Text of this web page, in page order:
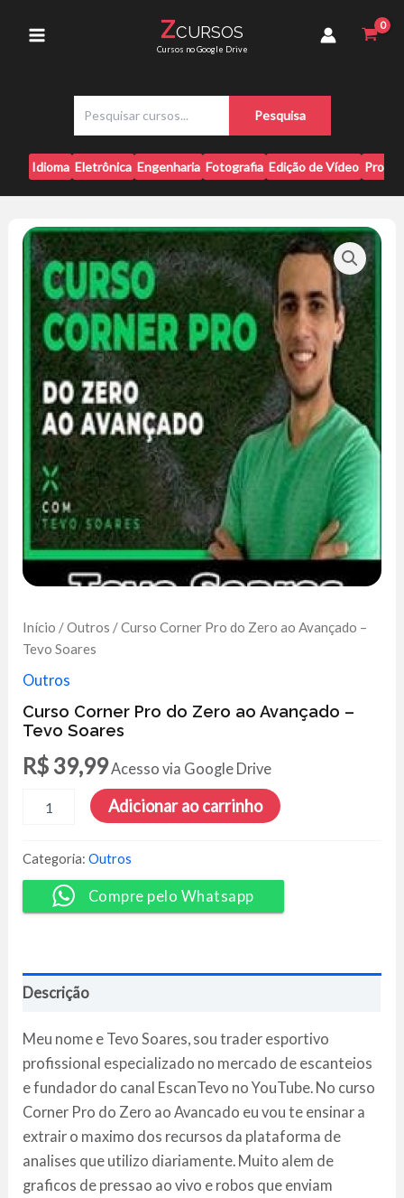
Menu
ZCURSOS
Cursos no Google Drive
s
q
u
i
a
r
Pesquisa
Idioma Eletrônica Engenharia Fotografia Edição de Vídeo
Início /Outros / Curso Corner Pro do Zero ao Avançado –
Tevo Soares
Outros
Curso Corner Pro do Zero ao Avançado –
Tevo Soares
R$ 39,99Acesso via Google Drive
Corner
do
Zero
ao
Avançado
quantidade
Adicionar ao carrinho
Categoria:Outros
Compre pelo Whatsapp
Descrição
Meu nome e Tevo Soares, sou trader esportivo
profissional especializado no mercado de escanteios
e fundador do canal EscanTevo no YouTube. No curso
Corner Pro do Zero ao Avancado eu vou te ensinar a
extrair o maximo dos recursos da plataforma de
analises que utilizo diariamente. Muito alem de
graficos de pressao ao vivo e robos que enviam
Zero